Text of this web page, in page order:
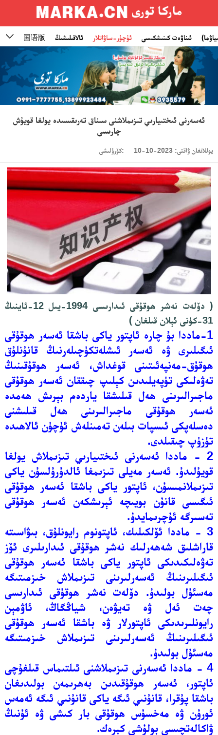
 ئىناۋەت كىنىشكىسى ئۇچۇر-ساۋاتلار ئالاقىلىشىڭ 国语版
ئەسەرنى ئىختىيارىي تىزىملاشنى سىناق تەرىقىسىدە يولغا قويۇش
چارىسى
يوللانغان ۋاقتى: 2023-10-10 كۆرۈلىشى:
( دۆلەت نەشر ھوقۇقى ئىدارىسى 1994-يىل 12-ئاينىڭ
31-كۈنى ئېلان قىلغان )
1-ماددا بۇ چارە ئاپتور ياكى باشقا ئەسەر ھوقۇقى
ئىگىلىرى ۋە ئەسەر ئىشلەتكۈچىلەرنىڭ قانۇنلۇق
ھوقۇق-مەنپەئىتىنى قوغداش، ئەسەر ھوقۇقىنىڭ
تەۋەلىكى تۈپەيلىدىن كېلىپ چىققان ئەسەر ھوقۇقى
ماجىرالىرىنى ھەل قىلىشقا ياردەم بېرىش ھەمدە
ئەسەر ھوقۇقى ماجىرالىرىنى ھەل قىلىشنى
دەسلەپكى ئىسپات بىلەن تەمىنلەش ئۈچۈن ئالاھىدە
تۈزۈپ چىقىلدى.
2 - ماددا ئەسەرنى ئىختىيارىي تىزىملاش يولغا
قويۇلىدۇ. ئەسەر مەيلى تىزىمغا ئالدۇرۇلسۇن ياكى
تىزىملانمىسۇن، ئاپتور ياكى باشقا ئەسەر ھوقۇقى
ئىگىسى قانۇن بويىچە ئېرىشكەن ئەسەر ھوقۇقى
تەسىرگە ئۇچرىمايدۇ.
3 - ماددا ئۆلكىلىك، ئاپتونوم رايونلۇق، بىۋاسىتە
قاراشلىق شەھەرلىك نەشر ھوقۇقى ئىدارىلىرى ئۆز
تەۋەلىكىدىكى ئاپتور ياكى باشقا ئەسەر ھوقۇقى
ئىگىلىرىنىڭ ئەسەرلىرىنى تىزىملاش خىزمىتىگە
مەسئۇل بولىدۇ. دۆلەت نەشر ھوقۇقى ئىدارىسى
چەت ئەل ۋە تەيۋەن، شياڭگاڭ، ئاۋمېن
رايونلىرىدىكى ئاپتورلار ۋە باشقا ئەسەر ھوقۇقى
ئىگىلىرىنىڭ ئەسەرلىرىنى تىزىملاش خىزمىتىگە
مەسئۇل بولىدۇ.
4 - ماددا ئەسەرنى تىزىملاشنى ئىلتىماس قىلغۇچى
ئاپتور، ئەسەر ھوقۇقىدىن بەھرىمەن بولىدىغان
باشقا پۇقرا، قانۇنىي ئىگە ياكى قانۇنىي ئىگە ئەمەس
ئورۇن ۋە مەخسۇس ھوقۇقى بار كىشى ۋە ئۇنىڭ
ۋاكالەتچىسى بولۇشى كېرەك.